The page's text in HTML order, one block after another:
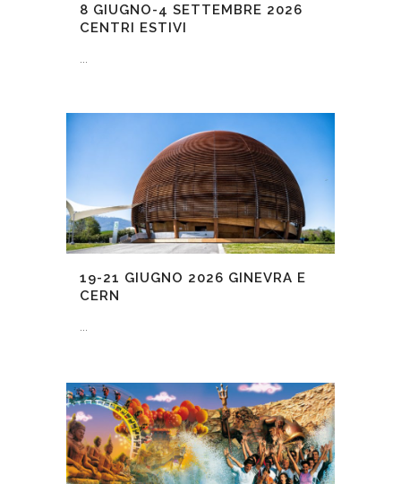
8 GIUGNO-4 SETTEMBRE 2026
CENTRI ESTIVI
19-21 GIUGNO 2026 GINEVRA E
CERN
...